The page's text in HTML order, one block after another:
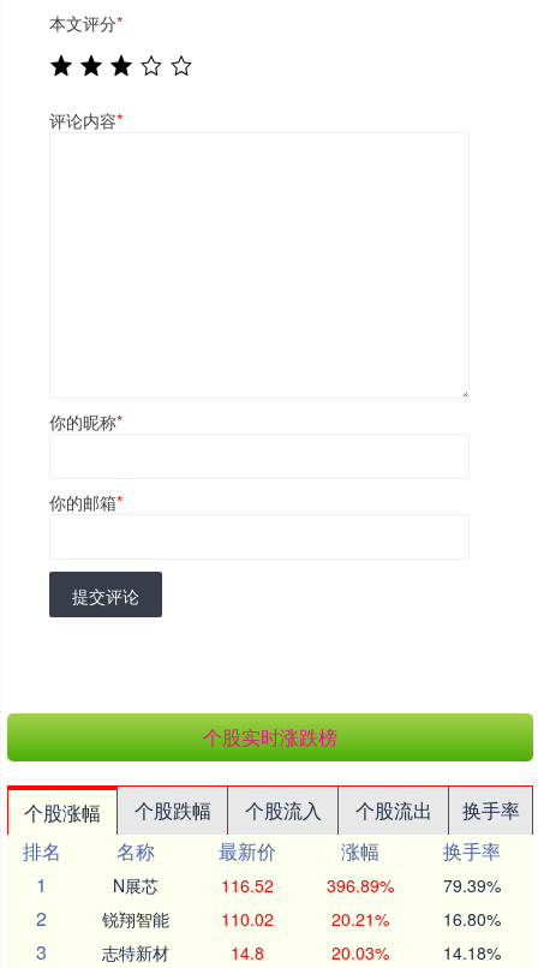
本文评分*
评论内容*
你的昵称*
你的邮箱*
提交评论
个股实时涨跌榜
个股涨幅 个股跌幅 个股流入 个股流出
换手率
排名
名称 最新价 涨幅
换手率
1
N展芯 116.52 396.89% 79.39%
2 锐翔智能 110.02 20.21% 16.80%
3 志特新材 14.8 20.03% 14.18%